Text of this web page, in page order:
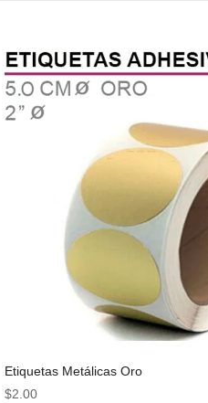
Etiquetas Metálicas Oro
$2.00